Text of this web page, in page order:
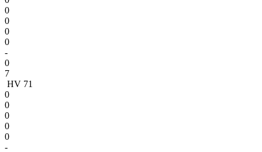
0
0
0
0
-
0
7
HV 71
0
0
0
0
0
-